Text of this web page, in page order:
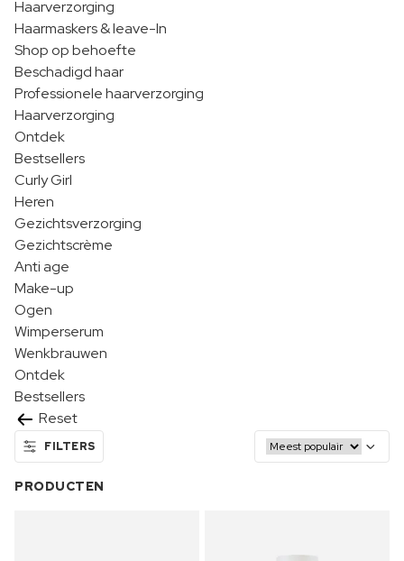
Haarverzorging
Haarmaskers & leave-In
Shop op behoefte
Beschadigd haar
Professionele haarverzorging
Haarverzorging
Ontdek
Bestsellers
Curly Girl
Heren
Gezichtsverzorging
Gezichtscrème
Anti age
Make-up
Ogen
Wimperserum
Wenkbrauwen
Ontdek
Bestsellers
Reset
FILTERS
PRODUCTEN